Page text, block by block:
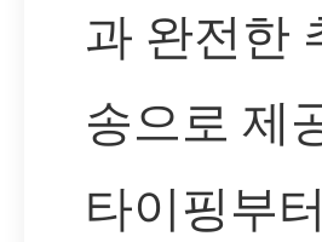
과 완전한
송으로 제
타이핑부